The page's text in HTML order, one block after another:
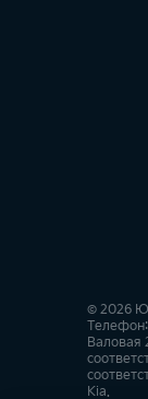
© 2026
Валовая
Kia.